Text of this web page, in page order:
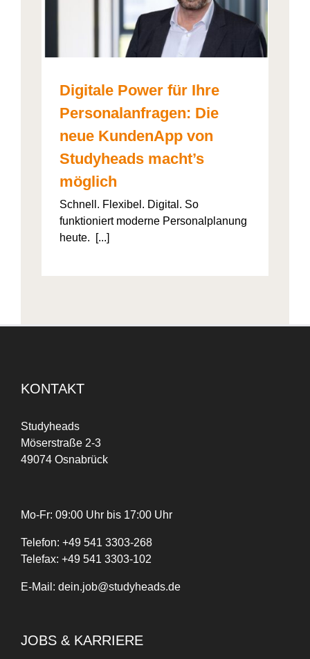
Digitale Power für Ihre
Personalanfragen: Die
neue KundenApp von
Studyheads macht’s
möglich
Schnell. Flexibel. Digital. So
funktioniert moderne Personalplanung
heute. [...]
KONTAKT
Studyheads
Möserstraße 2-3
49074 Osnabrück
Mo-Fr: 09:00 Uhr bis 17:00 Uhr
Telefon: +49 541 3303-268
Telefax: +49 541 3303-102
E-Mail: dein.job@studyheads.de
JOBS & KARRIERE